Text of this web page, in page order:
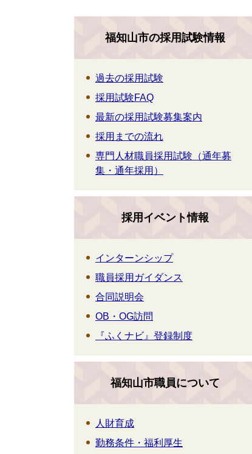
福知山市の採用試験情報
過去の採用試験
採用試験FAQ
最新の採用試験募集案内
採用までの流れ
専門人材職員採用試験（通年募
集・通年採用）
採用イベント情報
インターンシップ
職員採用ガイダンス
合同説明会
OB・OG訪問
『ふくナビ』登録制度
福知山市職員について
人財育成
勤務条件・福利厚生